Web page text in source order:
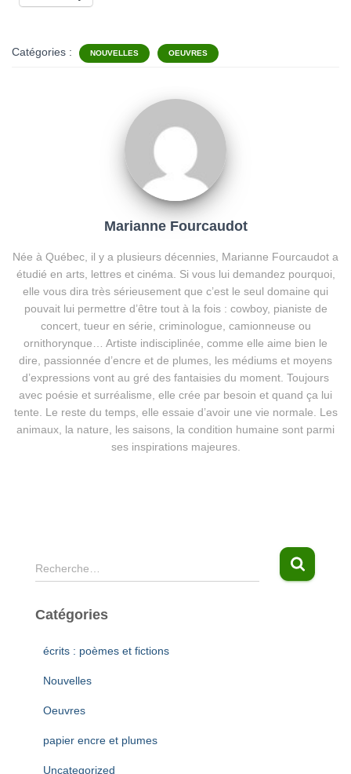
Catégories : NOUVELLES OEUVRES
Marianne Fourcaudot
Née à Québec, il y a plusieurs décennies, Marianne Fourcaudot a
étudié en arts, lettres et cinéma. Si vous lui demandez pourquoi,
elle vous dira très sérieusement que c’est le seul domaine qui
pouvait lui permettre d’être tout à la fois : cowboy, pianiste de
concert, tueur en série, criminologue, camionneuse ou
ornithorynque… Artiste indisciplinée, comme elle aime bien le
dire, passionnée d’encre et de plumes, les médiums et moyens
d’expressions vont au gré des fantaisies du moment. Toujours
avec poésie et surréalisme, elle crée par besoin et quand ça lui
tente. Le reste du temps, elle essaie d’avoir une vie normale. Les
animaux, la nature, les saisons, la condition humaine sont parmi
ses inspirations majeures.
Recherche…
Catégories
écrits : poèmes et fictions
Nouvelles
Oeuvres
papier encre et plumes
Uncategorized